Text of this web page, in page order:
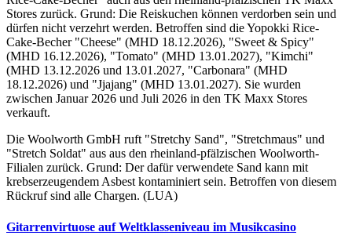
Stores zurück. Grund: Die Reiskuchen können verdorben sein und
dürfen nicht verzehrt werden. Betroffen sind die Yopokki Rice-
Cake-Becher "Cheese" (MHD 18.12.2026), "Sweet & Spicy"
(MHD 16.12.2026), "Tomato" (MHD 13.01.2027), "Kimchi"
(MHD 13.12.2026 und 13.01.2027, "Carbonara" (MHD
18.12.2026) und "Jjajang" (MHD 13.01.2027). Sie wurden
zwischen Januar 2026 und Juli 2026 in den TK Maxx Stores
verkauft.
Die Woolworth GmbH ruft "Stretchy Sand", "Stretchmaus" und
"Stretch Soldat" aus aus den rheinland-pfälzischen Woolworth-
Filialen zurück. Grund: Der dafür verwendete Sand kann mit
krebserzeugendem Asbest kontaminiert sein. Betroffen von diesem
Rückruf sind alle Chargen. (LUA)
Gitarrenvirtuose auf Weltklasseniveau im Musikcasino